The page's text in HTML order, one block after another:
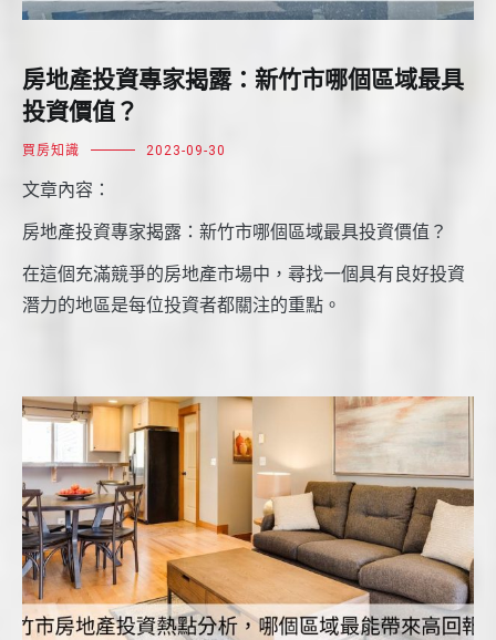
房地產投資專家揭露：新竹市哪個區域最具
投資價值？
買房知識 2023-09-30
文章內容：
房地產投資專家揭露：新竹市哪個區域最具投資價值？
在這個充滿競爭的房地產市場中，尋找一個具有良好投資
潛力的地區是每位投資者都關注的重點。